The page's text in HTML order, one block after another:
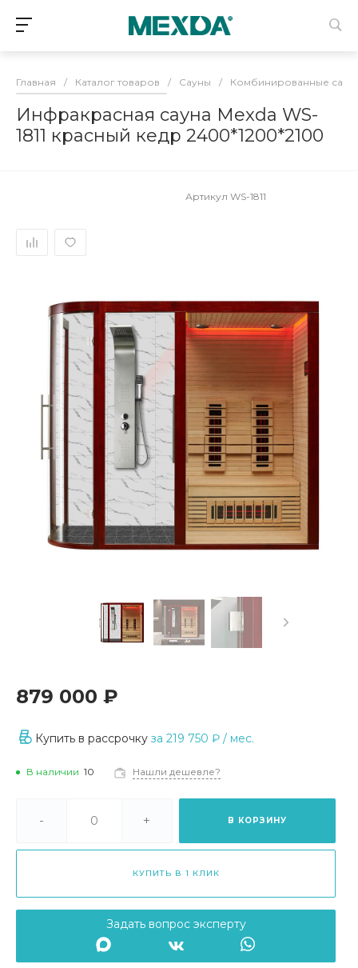
Главная / Каталог товаров / Сауны / Комбинированные
Инфракрасная сауна Mexda WS-
1811 красный кедр 2400*1200*2100
Артикул WS-1811
879 000 ₽
Купить в рассрочку за 219 750 ₽ / мес.
В наличии 10 Нашли дешевле?
- + В КОРЗИНУ
КУПИТЬ В 1 КЛИК
Задать вопрос эксперту